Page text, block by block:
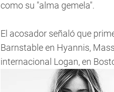
como su "alma gemela".
El acosador señaló que
Barnstable en Hyannis,
internacional Logan, en